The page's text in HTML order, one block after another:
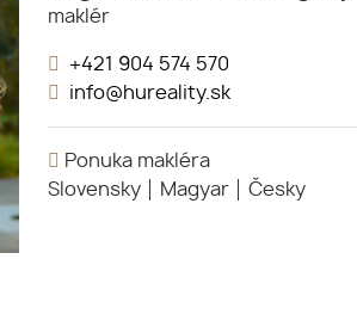
maklér
+421 904 574 570
info@hureality.sk
Ponuka makléra
Slovensky
Magyar Česky